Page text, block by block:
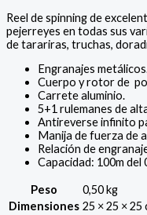
Reel de spinning de
pejerreyes en todas sus
de tarariras, truchas,
Engranajes
Cuerpo y rotor de
Carrete aluminio.
5+1 rulemanes de
Antireverse infinito
Manija de fuerza de
Relación de
Capacidad: 100m del
Peso
0,50 kg
Dimensiones 25 × 25 × 25